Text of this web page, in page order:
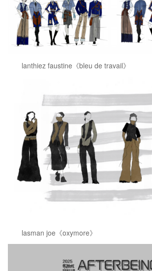
lanthiez faustine《bleu de travail》
lasman joe《oxymore》